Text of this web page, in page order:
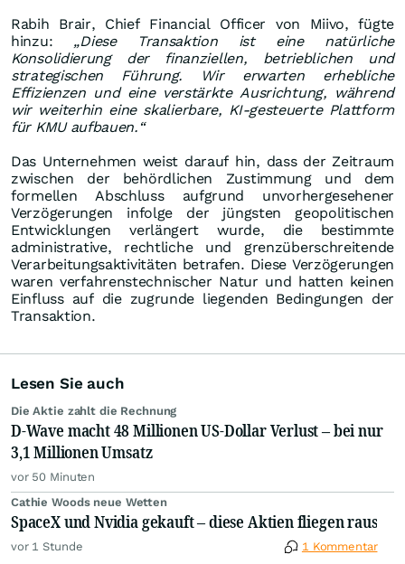
Rabih Brair, Chief Financial Officer von Miivo, fügte
hinzu:
„Diese Transaktion ist eine natürliche
Konsolidierung der finanziellen, betrieblichen und
strategischen Führung. Wir erwarten erhebliche
Effizienzen und eine verstärkte Ausrichtung, während
wir weiterhin eine skalierbare, KI-gesteuerte Plattform
für KMU aufbauen.“
Das Unternehmen weist darauf hin, dass der Zeitraum
zwischen der behördlichen Zustimmung und dem
formellen Abschluss aufgrund unvorhergesehener
Verzögerungen infolge der jüngsten geopolitischen
Entwicklungen verlängert wurde, die bestimmte
administrative, rechtliche und grenzüberschreitende
Verarbeitungsaktivitäten betrafen. Diese Verzögerungen
waren verfahrenstechnischer Natur und hatten keinen
Einfluss auf die zugrunde liegenden Bedingungen der
Transaktion.
Lesen Sie auch
Die Aktie zahlt die Rechnung
D-Wave macht 48 Millionen US-Dollar Verlust – bei nur
3,1 Millionen Umsatz
vor 50 Minuten
Cathie Woods neue Wetten
SpaceX und Nvidia gekauft – diese Aktien fliegen raus
vor 1 Stunde 1 Kommentar